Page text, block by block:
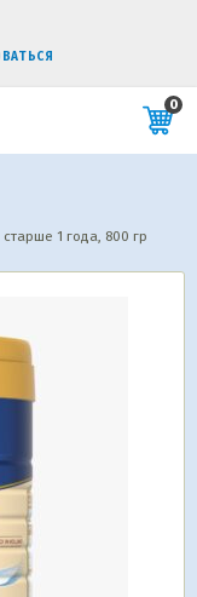
0
1 года, 800 гр